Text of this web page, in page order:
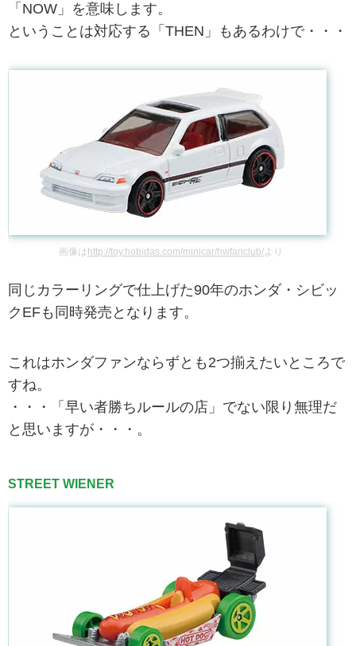
「NOW」を意味します。
ということは対応する「THEN」もあるわけで・・・
画像は http://toy.hobidas.com/minicar/hwfanclub/より
同じカラーリングで仕上げた90年のホンダ・シビッ
クEFも同時発売となります。
これはホンダファンならずとも2つ揃えたいところで
すね。
・・・「早い者勝ちルールの店」でない限り無理だ
と思いますが・・・。
STREET WIENER